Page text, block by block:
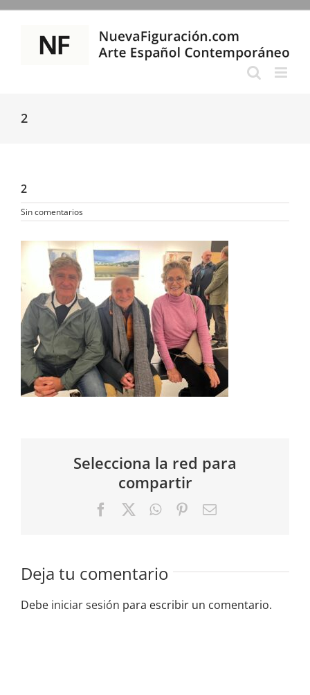
Saltar
contenido
2
2
Sin comentarios
Selecciona la red para
compartir
FacebookWhatsApp
PinterestCorreo
Deja tu comentario
Debe iniciar sesión para escribir un comentario.